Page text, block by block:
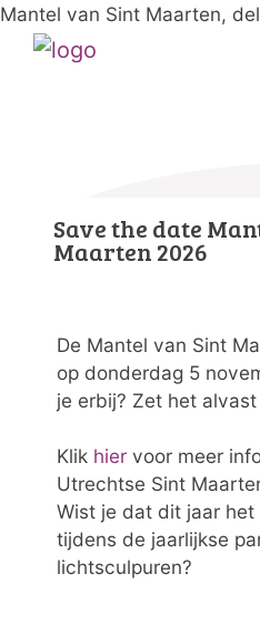
Mantel van Sint Maarten,
Save the date
Maarten 2026
De Mantel van Sint
op donderdag 5
je erbij? Zet het
Klik hier voor meer
Utrechtse Sint
Wist je dat dit jaar
tijdens de jaarlijkse
lichtsculpuren?